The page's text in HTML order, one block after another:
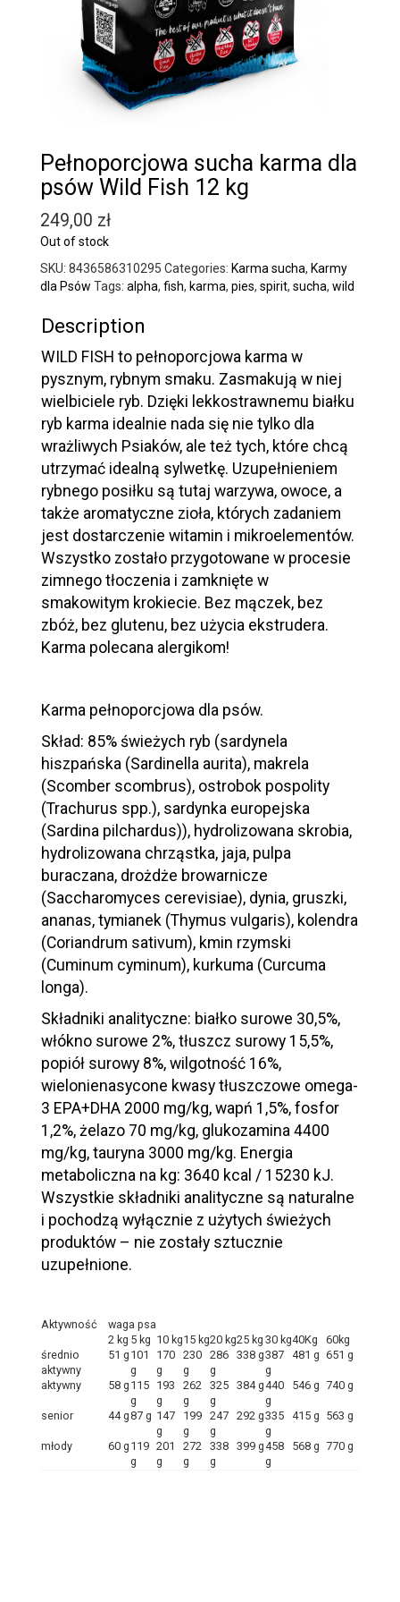
Pełnoporcjowa sucha karma dla
psów Wild Fish 12 kg
249,00 zł
Out of stock
SKU: 8436586310295 Categories: Karma sucha, Karmy
dla Psów Tags: alpha, fish, karma, pies, spirit, sucha, wild
Description
WILD FISH to pełnoporcjowa karma w
pysznym, rybnym smaku. Zasmakują w niej
wielbiciele ryb. Dzięki lekkostrawnemu białku
ryb karma idealnie nada się nie tylko dla
wrażliwych Psiaków, ale też tych, które chcą
utrzymać idealną sylwetkę. Uzupełnieniem
rybnego posiłku są tutaj warzywa, owoce, a
także aromatyczne zioła, których zadaniem
jest dostarczenie witamin i mikroelementów.
Wszystko zostało przygotowane w procesie
zimnego tłoczenia i zamknięte w
smakowitym krokiecie. Bez mączek, bez
zbóż, bez glutenu, bez użycia ekstrudera.
Karma polecana alergikom!
Karma pełnoporcjowa dla psów.
Skład: 85% świeżych ryb (sardynela
hiszpańska (Sardinella aurita), makrela
(Scomber scombrus), ostrobok pospolity
(Trachurus spp.), sardynka europejska
(Sardina pilchardus)), hydrolizowana skrobia,
hydrolizowana chrząstka, jaja, pulpa
buraczana, drożdże browarnicze
(Saccharomyces cerevisiae), dynia, gruszki,
ananas, tymianek (Thymus vulgaris), kolendra
(Coriandrum sativum), kmin rzymski
(Cuminum cyminum), kurkuma (Curcuma
longa).
Składniki analityczne: białko surowe 30,5%,
włókno surowe 2%, tłuszcz surowy 15,5%,
popiół surowy 8%, wilgotność 16%,
wielonienasycone kwasy tłuszczowe omega-
3 EPA+DHA 2000 mg/kg, wapń 1,5%, fosfor
1,2%, żelazo 70 mg/kg, glukozamina 4400
mg/kg, tauryna 3000 mg/kg. Energia
metaboliczna na kg: 3640 kcal / 15230 kJ.
Wszystkie składniki analityczne są naturalne
i pochodzą wyłącznie z użytych świeżych
produktów – nie zostały sztucznie
uzupełnione.
Aktywność
waga psa
2 kg 5 kg 10 kg15 kg20 kg25 kg 30 kg40Kg
60kg
średnio
aktywny
51 g 101
g
170
g
230
g
286
g
338 g387
g
481 g 651 g
aktywny 58 g 115
g
193
g
262
g
325
g
384 g440
g
546 g 740 g
senior 44 g87 g 147
g
199
g
247
g
292 g335
g
415 g 563 g
młody 60 g 119
g
201
g
272
g
338
g
399 g458
g
568 g 770 g